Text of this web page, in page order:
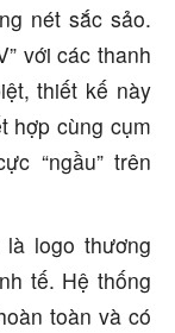
nét sắc sảo.
với các thanh
thiết kế này
hợp cùng cụm
“ngầu” trên
logo thương
tế. Hệ thống
toàn và có